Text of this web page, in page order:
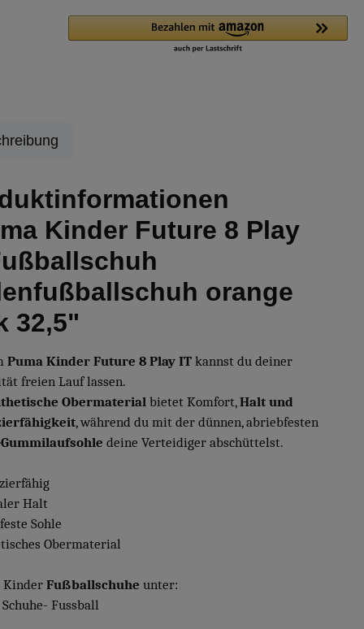
Kinder Future 8 Play
orange
32,5"
Puma Kinder Future 8 Play IT kannst du deiner
freien Lauf lassen.
Obermaterialbietet Komfort,Halt und
, während du mit der dünnen, abriebfesten
deine Verteidiger abschüttelst.
Halt
Sohle
Obermaterial
KinderFußballschuhe unter:
Fussball